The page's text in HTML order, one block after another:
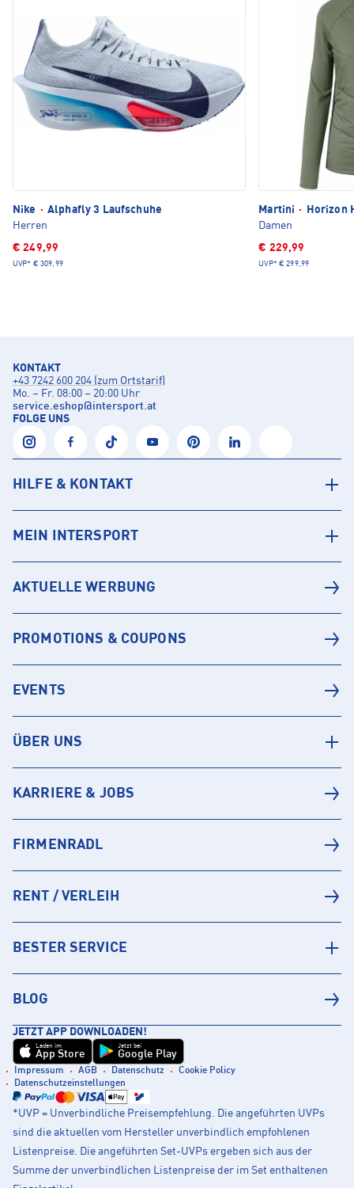
Nike · Alphafly 3 Laufschuhe
Herren
€ 249,99
UVP* € 309,99
Martini ·
Horizon
Damen
€ 229,99
UVP* € 299,99
KONTAKT
+43 7242 600 204 (zum Ortstarif)
Mo. – Fr. 08:00 – 20:00 Uhr
service.eshop@intersport.at
FOLGE UNS
HILFE & KONTAKT
MEIN INTERSPORT
AKTUELLE WERBUNG
PROMOTIONS & COUPONS
EVENTS
ÜBER UNS
KARRIERE & JOBS
FIRMENRADL
RENT / VERLEIH
BESTER SERVICE
BLOG
JETZT APP DOWNLOADEN!
Laden im
App Store
Jetzt bei
Google Play
Impressum AGB Datenschutz
Cookie Policy
Datenschutzeinstellungen
*UVP = Unverbindliche Preisempfehlung. Die angeführten UVPs
sind die aktuellen vom Hersteller unverbindlich empfohlenen
Listenpreise. Die angeführten Set-UVPs ergeben sich aus der
Summe der unverbindlichen Listenpreise der im Set enthaltenen